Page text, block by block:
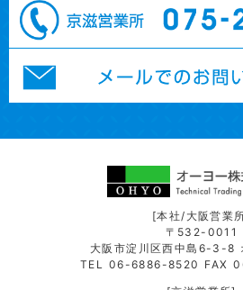
[本社/大阪営業
〒532-0011
大阪市淀川区西中島6-3-8
TEL 06-6886-8520 FAX